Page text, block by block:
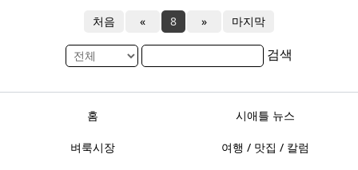
처음 « 8 » 마지막
검색
홈 시애틀 뉴스
벼룩시장 여행 / 맛집 / 칼럼